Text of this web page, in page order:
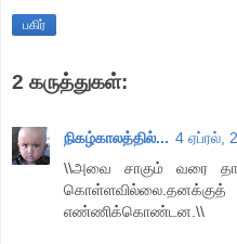
பகிர்
2 கருத்துகள்:
நிகழ்காலத்தில்... 4 ஏப்ரல்,
\\அவை சாகும் வரை தாம்
எண்ணிக்கொண்டன.\\